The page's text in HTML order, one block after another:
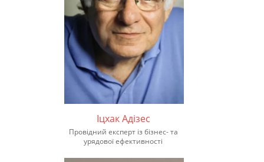
Іцхак Адізес
Провідний експерт із бізнес- та
урядової ефективності